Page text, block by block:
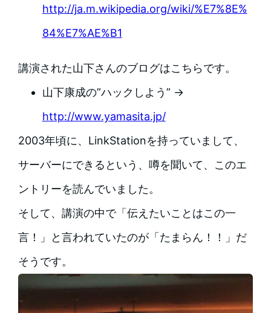
http://ja.m.wikipedia.org/wiki/%E7%8E%
84%E7%AE%B1
講演された山下さんのブログはこちらです。
山下康成の”ハックしよう” →
http://www.yamasita.jp/
2003年頃に、LinkStationを持っていまして、
サーバーにできるという、噂を聞いて、このエ
ントリーを読んでいました。
そして、講演の中で「伝えたいことはこの一
言！」と言われていたのが「たまらん！！」だ
そうです。